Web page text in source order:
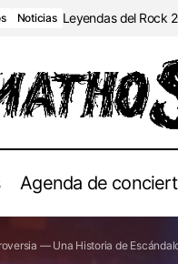
Noticias Leyendas del Rock
Agenda de
Blog Rammstein:
— Una Historia de